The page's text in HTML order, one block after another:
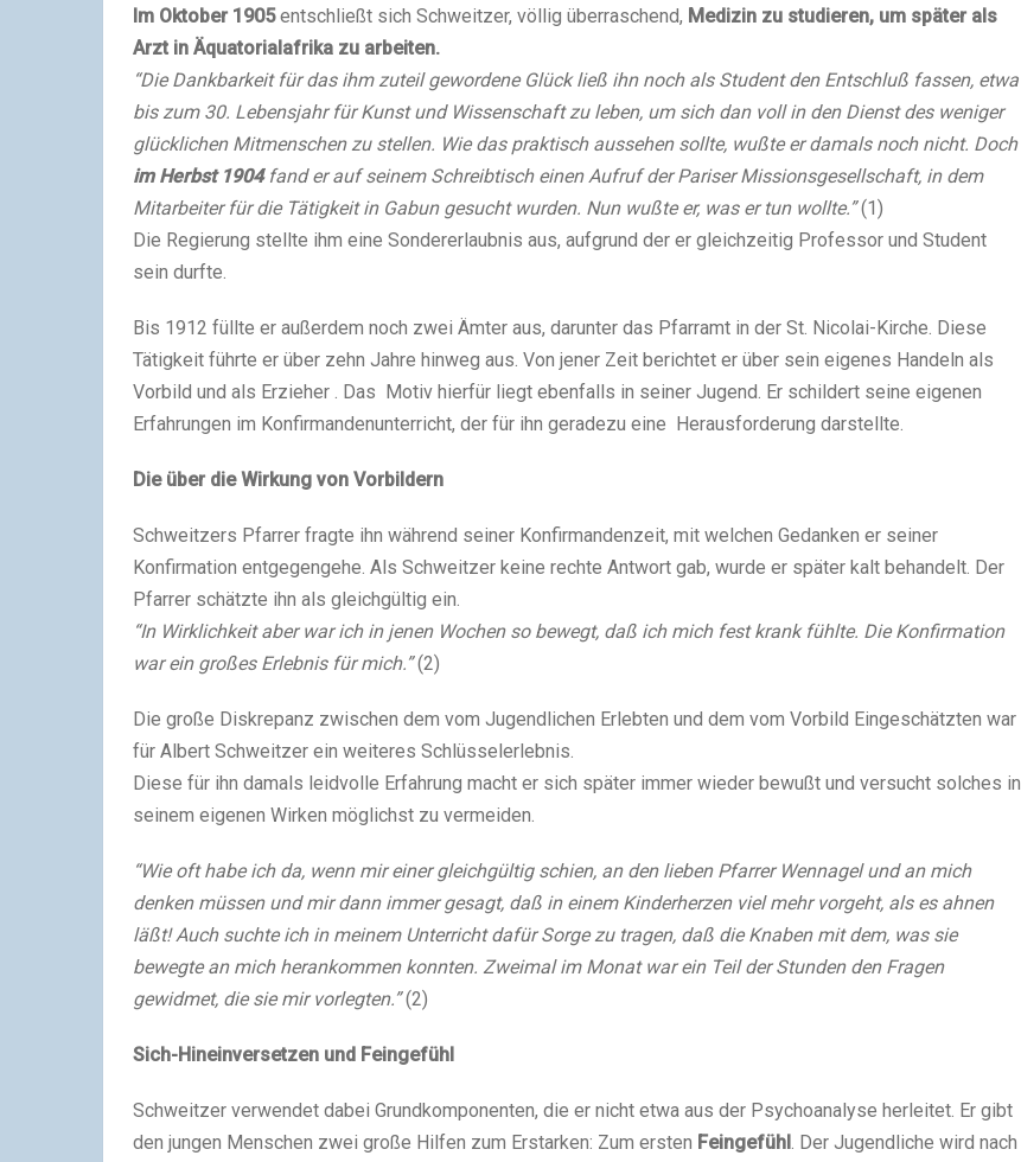
Im Oktober 1905entschließt sich Schweitzer, völlig überraschend, Medizin zu studieren, um später als
Arzt in Äquatorialafrika zu arbeiten.
“Die Dankbarkeit für das ihm zuteil gewordene Glück ließ ihn noch als Student den Entschluß fassen, etwa
bis zum 30. Lebensjahr für Kunst und Wissenschaft zu leben, um sich dan voll in den Dienst des weniger
glücklichen Mitmenschen zu stellen. Wie das praktisch aussehen sollte, wußte er damals noch nicht. Doch
im Herbst 1904fand er auf seinem Schreibtisch einen Aufruf der Pariser Missionsgesellschaft, in dem
Mitarbeiter für die Tätigkeit in Gabun gesucht wurden. Nun wußte er, was er tun wollte.”(1)
Die Regierung stellte ihm eine Sondererlaubnis aus, aufgrund der er gleichzeitig Professor und Student
sein durfte.
Bis 1912 füllte er außerdem noch zwei Ämter aus, darunter das Pfarramt in der St. Nicolai-Kirche. Diese
Tätigkeit führte er über zehn Jahre hinweg aus. Von jener Zeit berichtet er über sein eigenes Handeln als
Vorbild und als Erzieher . Das Motiv hierfür liegt ebenfalls in seiner Jugend. Er schildert seine eigenen
Erfahrungen im Konfirmandenunterricht, der für ihn geradezu eine Herausforderung darstellte.
Die über die Wirkung von Vorbildern
Schweitzers Pfarrer fragte ihn während seiner Konfirmandenzeit, mit welchen Gedanken er seiner
Konfirmation entgegengehe. Als Schweitzer keine rechte Antwort gab, wurde er später kalt behandelt. Der
Pfarrer schätzte ihn als gleichgültig ein.
“In Wirklichkeit aber war ich in jenen Wochen so bewegt, daß ich mich fest krank fühlte. Die Konfirmation
war ein großes Erlebnis für mich.”(2)
Die große Diskrepanz zwischen dem vom Jugendlichen Erlebten und dem vom Vorbild Eingeschätzten war
für Albert Schweitzer ein weiteres Schlüsselerlebnis.
Diese für ihn damals leidvolle Erfahrung macht er sich später immer wieder bewußt und versucht solches in
seinem eigenen Wirken möglichst zu vermeiden.
“Wie oft habe ich da, wenn mir einer gleichgültig schien, an den lieben Pfarrer Wennagel und an mich
denken müssen und mir dann immer gesagt, daß in einem Kinderherzen viel mehr vorgeht, als es ahnen
läßt! Auch suchte ich in meinem Unterricht dafür Sorge zu tragen, daß die Knaben mit dem, was sie
bewegte an mich herankommen konnten. Zweimal im Monat war ein Teil der Stunden den Fragen
gewidmet, die sie mir vorlegten.”(2)
Sich-Hineinversetzen und Feingefühl
Schweitzer verwendet dabei Grundkomponenten, die er nicht etwa aus der Psychoanalyse herleitet. Er gibt
den jungen Menschen zwei große Hilfen zum Erstarken: Zum ersten Feingefühl. Der Jugendliche wird nach